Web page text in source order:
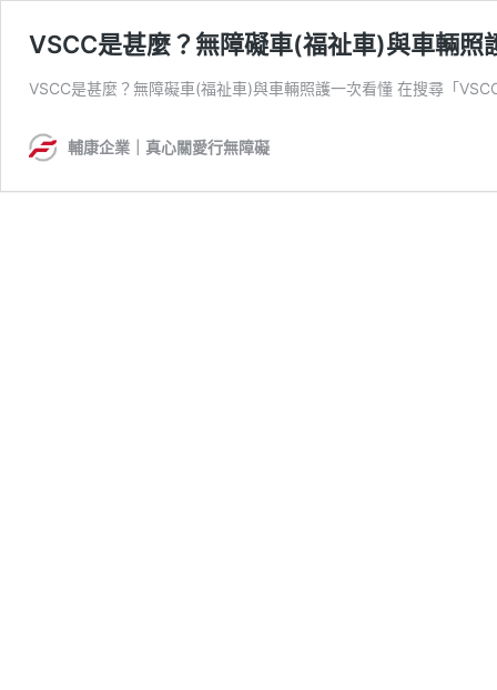
VSCC是甚麼？無障礙車(福祉車)與車輛照
VSCC是甚麼？無障礙車(福祉車)與車輛照護一次看懂 在搜尋「
輔康企業｜真心關愛行無障礙